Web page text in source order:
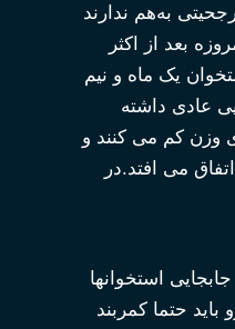
به‌هم ندارند
بعد از اکثر
یک ماه و نیم
عادی داشته
وزن کم می کنند و
می افتد.در
استخوانها
حتما کمربند